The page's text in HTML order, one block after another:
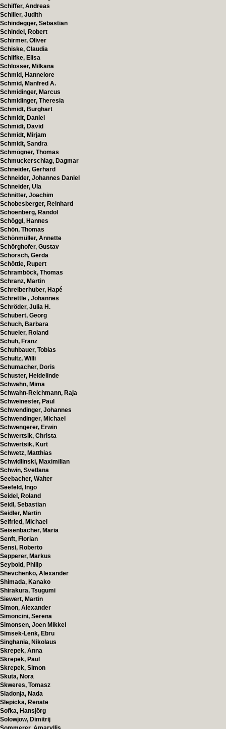
Schiffer, Andreas
Schiller, Judith
Schindegger, Sebastian
Schindel, Robert
Schirmer, Oliver
Schiske, Claudia
Schlifke, Elisa
Schlosser, Milkana
Schmid, Hannelore
Schmid, Manfred A.
Schmidinger, Marcus
Schmidinger, Theresia
Schmidt, Burghart
Schmidt, Daniel
Schmidt, David
Schmidt, Mirjam
Schmidt, Sandra
Schmögner, Thomas
Schmuckerschlag, Dagmar
Schneider, Gerhard
Schneider, Johannes Daniel
Schneider, Ula
Schnitter, Joachim
Schobesberger, Reinhard
Schoenberg, Randol
Schöggl, Hannes
Schön, Thomas
Schönmüller, Annette
Schörghofer, Gustav
Schorsch, Gerda
Schöttle, Rupert
Schramböck, Thomas
Schranz, Martin
Schreiberhuber, Hapé
Schrettle , Johannes
Schröder, Julia H.
Schubert, Georg
Schuch, Barbara
Schueler, Roland
Schuh, Franz
Schuhbauer, Tobias
Schultz, Willi
Schumacher, Doris
Schuster, Heidelinde
Schwahn, Mima
Schwahn-Reichmann, Raja
Schweinester, Paul
Schwendinger, Johannes
Schwendinger, Michael
Schwengerer, Erwin
Schwertsik, Christa
Schwertsik, Kurt
Schwetz, Matthias
Schwidlinski, Maximilian
Schwin, Svetlana
Seebacher, Walter
Seefeld, Ingo
Seidel, Roland
Seidl, Sebastian
Seidler, Martin
Seifried, Michael
Seisenbacher, Maria
Senft, Florian
Sensi, Roberto
Sepperer, Markus
Seybold, Philip
Shevchenko, Alexander
Shimada, Kanako
Shirakura, Tsugumi
Siewert, Martin
Simon, Alexander
Simoncini, Serena
Simonsen, Joen Mikkel
Simsek-Lenk, Ebru
Singhania, Nikolaus
Skrepek, Anna
Skrepek, Paul
Skrepek, Simon
Skuta, Nora
Skweres, Tomasz
Sladonja, Nada
Slepicka, Renate
Sofka, Hansjörg
Solowjow, Dimitrij